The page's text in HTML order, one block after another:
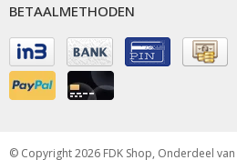
BETAALMETHODEN
© Copyright 2026 FDK Shop, Onderdeel van